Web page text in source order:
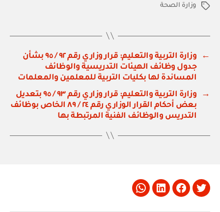
الوسوموزارة الصحة
←
وزارة التربية والتعليم: قرار وزاري رقم ٩٢ / ٩٥ بشأن
جدول وظائف الهيئات التدريسية والوظائف
المساندة لها بكليات التربية للمعلمين والمعلمات
→
وزارة التربية والتعليم: قرار وزاري رقم ٩٣ / ٩٥ بتعديل
بعض أحكام القرار الوزاري رقم ٢٤ / ٨٩ الخاص بوظائف
التدريس والوظائف الفنية المرتبطة بها
Twitter
Facebook
LinkedIn
Whatsapp